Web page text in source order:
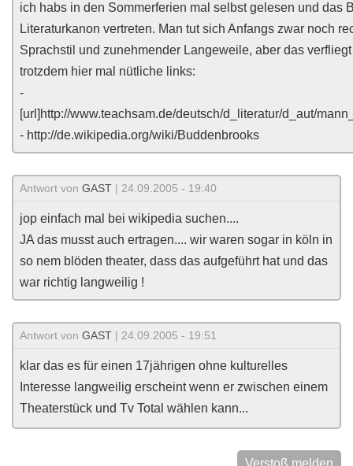
ich habs in den Sommerferien mal selbst gelesen und das
Literaturkanon vertreten. Man tut sich Anfangs zwar noch
Sprachstil und zunehmender Langeweile, aber das
trotzdem hier mal nütliche links:
-
[url]http://www.teachsam.de/deutsch/d_literatur/d_aut/
- http://de.wikipedia.org/wiki/Buddenbrooks
Antwort von GAST | 24.09.2005 - 19:40
jop einfach mal bei wikipedia suchen....
JA das musst auch ertragen.... wir waren sogar in köln in
so nem blöden theater, dass das aufgeführt hat und das
war richtig langweilig !
Antwort von GAST | 24.09.2005 - 19:51
klar das es für einen 17jährigen ohne kulturelles
Interesse langweilig erscheint wenn er zwischen einem
Theaterstück und Tv Total wählen kann...
Verstoß melden